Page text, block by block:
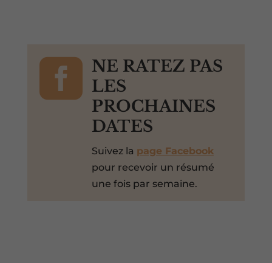

NE RATEZ PAS
LES
PROCHAINES
DATES
Suivez la page Facebook
pour recevoir un résumé
une fois par semaine.